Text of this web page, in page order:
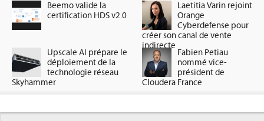
Beemo valide la
certification HDS v2.0
Laetitia Varin rejoint
Orange
Cyberdefense pour
créer son canal de vente
indirecte
Upscale AI prépare le
déploiement de la
technologie réseau
Skyhammer
Fabien Petiau
nommé vice-
président de
Cloudera France